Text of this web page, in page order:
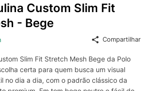
Custom Slim Fit
- Bege
Compartilhar
Slim Fit Stretch Mesh Bege da Polo
certa para quem busca um visual
no dia a dia, com o padrão clássico da